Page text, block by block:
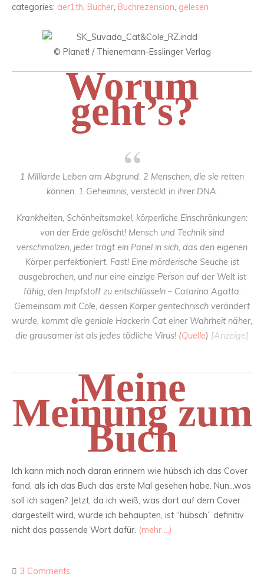
categories: aer1th, Bücher, Buchrezension, gelesen
© Planet! / Thienemann-Esslinger Verlag
Worum
geht’s?
1 Milliarde Leben am Abgrund. 2 Menschen, die sie retten
können. 1 Geheimnis, versteckt in ihrer DNA.
Krankheiten, Schönheitsmakel, körperliche Einschränkungen:
von der Erde gelöscht! Mensch und Technik sind
verschmolzen, jeder trägt ein Panel in sich, das den eigenen
Körper perfektioniert. Fast! Eine mörderische Seuche ist
ausgebrochen, und nur eine einzige Person auf der Welt ist
fähig, den Impfstoff zu entschlüsseln – Catarina Agatta.
Gemeinsam mit Cole, dessen Körper gentechnisch verändert
wurde, kommt die geniale Hackerin Cat einer Wahrheit näher,
die grausamer ist als jedes tödliche Virus! (Quelle) [Anzeige]
Meine
Meinung zum
Buch
Ich kann mich noch daran erinnern wie hübsch ich das Cover
fand, als ich das Buch das erste Mal gesehen habe. Nun…was
soll ich sagen? Jetzt, da ich weiß, was dort auf dem Cover
dargestellt wird, würde ich behaupten, ist “hübsch” definitiv
nicht das passende Wort dafür. (mehr …)
3 Comments